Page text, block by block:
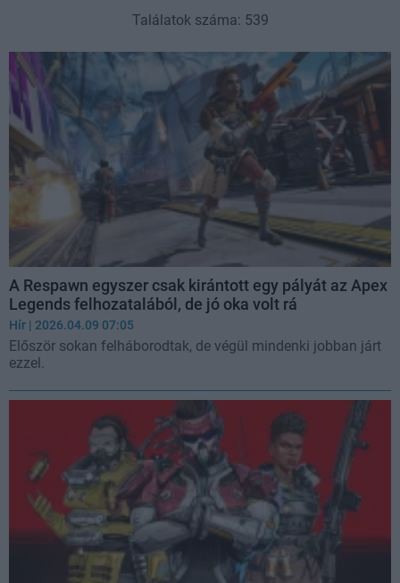
Találatok száma: 539
A Respawn egyszer csak kirántott egy pályát az Apex
Legends felhozatalából, de jó oka volt rá
Hír | 2026.04.09 07:05
Először sokan felháborodtak, de végül mindenki jobban járt
ezzel.